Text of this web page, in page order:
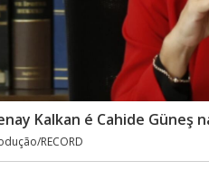
Kalkan é Cahide Güneş
RECORD